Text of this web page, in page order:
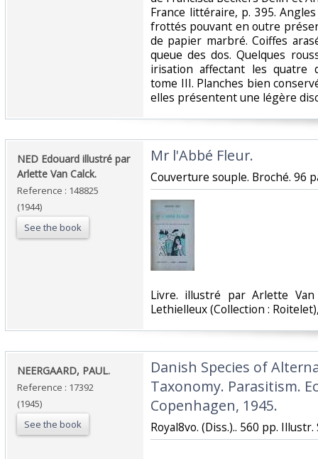
France littéraire, p. 395.
frottés pouvant en outre
de papier marbré. Coiffes
queue des dos. Quelques
irisation affectant les quatre
tome III. Planches bien
elles présentent une légère
‎NED Edouard illustré par
Arlette Van Calck.‎
Reference : 148825
(1944)
See the book
‎Mr l'Abbé Fleur.‎
‎Couverture souple. Broché. 96
‎Livre. illustré par Arlette
Lethielleux (Collection :
‎NEERGAARD, PAUL.‎
Reference : 17392
(1945)
See the book
‎Danish Species of
Taxonomy. Parasitism.
Copenhagen, 1945.‎
‎Royal8vo. (Diss.).. 560 pp.